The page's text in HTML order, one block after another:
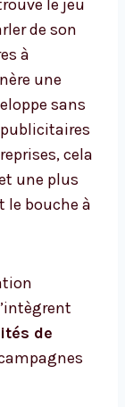
le jeu
de son
à
une
sans
cela
une plus
le bouche à
de